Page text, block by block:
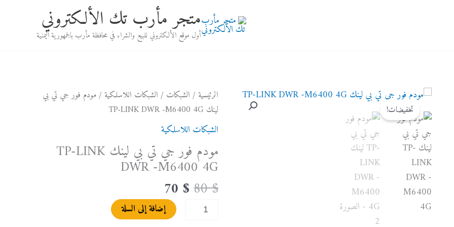
متجر مأرب تك الألكتروني
أول موقع الألكتروني للبيع والشراء في محافظة مأرب بالجمهورية اليمنية
تخفيضات!
الرئيسية/ الشبكات / الشبكات اللاسلكية/ مودم فور جي تي بي
لينك TP-LINK DWR -M6400 4G
الشبكات اللاسلكية
مودم فور جي تي بي لينك TP-LINK
DWR -M6400 4G
80$
السعر
الأصلي
هو:
80 $.
70 $
السعر
الحالي
هو:
70 $.
كمية
مودم
فور
جي
تي
بي
لينك
TP-
LINK
إضافة إلى السلة